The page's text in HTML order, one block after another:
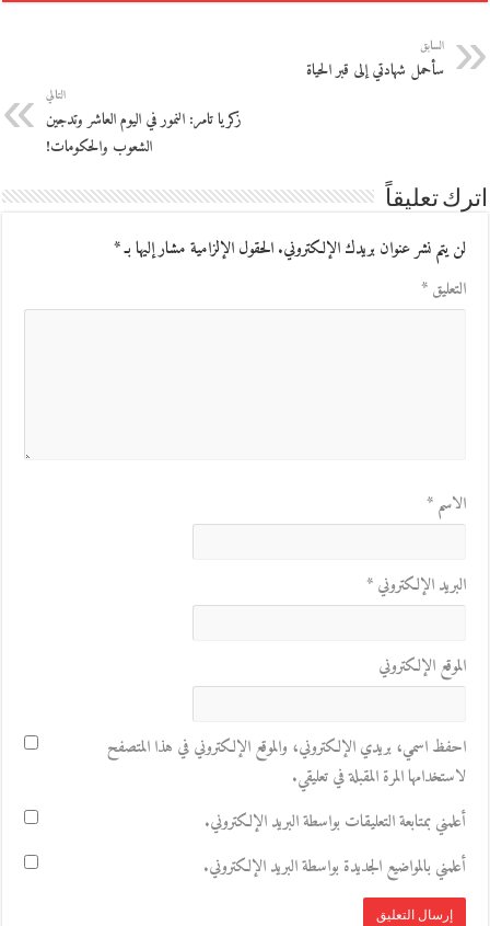
السابق
سأحمل شهادتي إلى قبر الحياة
التالي
زكريا تامر: النمور في اليوم العاشر وتدجين
الشعوب والحكومات!
اترك تعليقاً
لن يتم نشر عنوان بريدك الإلكتروني.الحقول الإلزامية مشار إليها بـ*
التعليق*
الاسم*
البريد الإلكتروني*
الموقع الإلكتروني
احفظ اسمي، بريدي الإلكتروني، والموقع الإلكتروني في هذا المتصفح
لاستخدامها المرة المقبلة في تعليقي.
أعلمني بمتابعة التعليقات بواسطة البريد الإلكتروني.
أعلمني بالمواضيع الجديدة بواسطة البريد الإلكتروني.